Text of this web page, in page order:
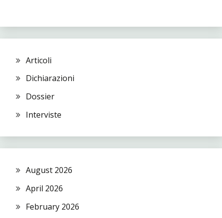
Articoli
Dichiarazioni
Dossier
Interviste
August 2026
April 2026
February 2026